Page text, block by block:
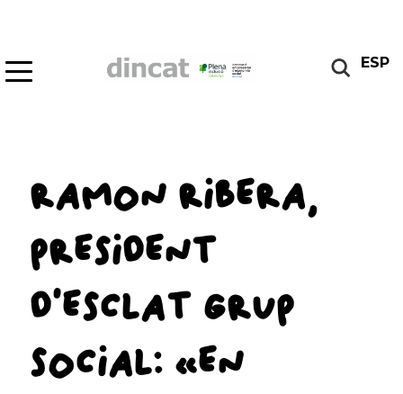
ESP
RAMON RIBERA,
PRESIDENT
D’ESCLAT GRUP
SOCIAL: «EN